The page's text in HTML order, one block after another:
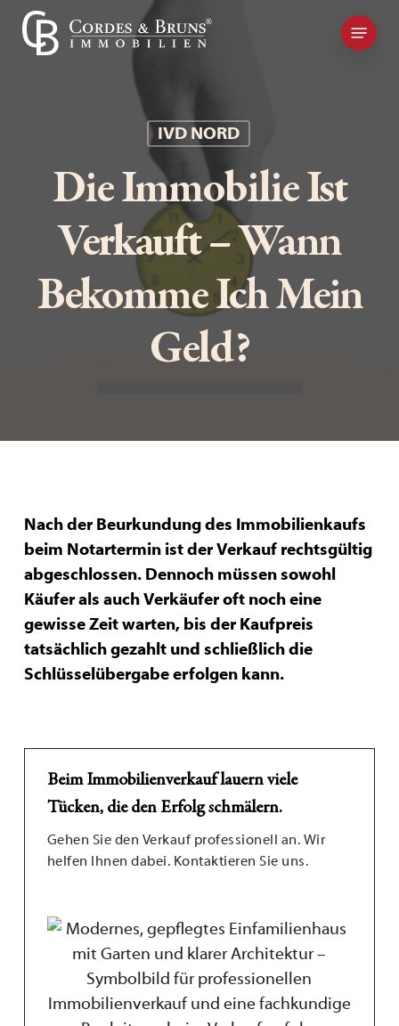
Skip
Kontakt
IVD NORD
Die Immobilie Ist
Verkauft – Wann
Bekomme Ich Mein
Geld?
Nach der Beurkundung des Immobilienkaufs
beim Notartermin ist der Verkauf rechtsgültig
abgeschlossen. Dennoch müssen sowohl
Käufer als auch Verkäufer oft noch eine
gewisse Zeit warten, bis der Kaufpreis
tatsächlich gezahlt und schließlich die
Schlüsselübergabe erfolgen kann.
Beim Immobilienverkauf lauern viele
Tücken, die den Erfolg schmälern.
Gehen Sie den Verkauf professionell an. Wir
helfen Ihnen dabei. Kontaktieren Sie uns.